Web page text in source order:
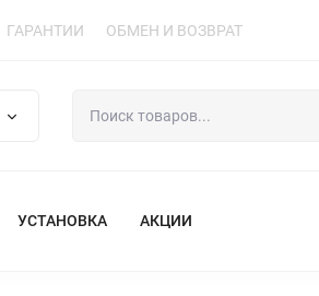
ГАРАНТИИ ОБМЕН И ВОЗВРАТ
УСТАНОВКА АКЦИИ